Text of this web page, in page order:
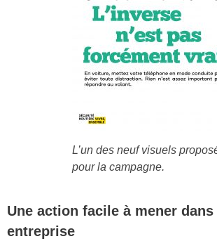
L’un des neuf visuels
pour la campagne.
Une action facile à mener
entreprise